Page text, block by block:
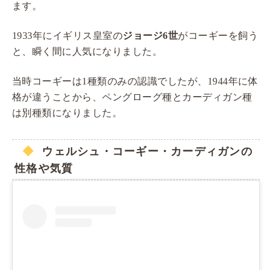
ます。
1933年にイギリス皇室のジョージ6世がコーギーを飼う
と、瞬く間に人気になりました。
当時コーギーは1種類のみの認識でしたが、1944年に体
格が違うことから、ペングローグ種とカーディガン種
は別種類になりました。
ウェルシュ・コーギー・カーディガンの
性格や気質